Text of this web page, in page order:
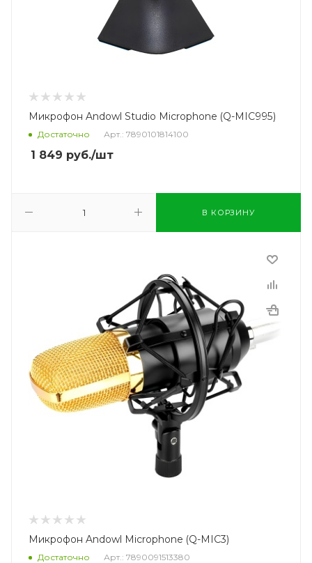
Микрофон Andowl Studio Microphone (Q-MIC995)
Достаточно Арт.: 7890101814100
1 849 руб./шт
В КОРЗИНУ
Микрофон Andowl Microphone (Q-MIC3)
Достаточно Арт.: 7890091513380